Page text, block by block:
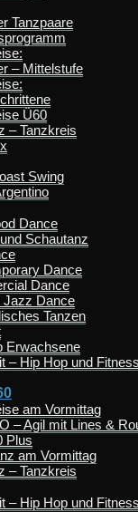
Tanzpaare
– Mittelstufe
Ü60
– Tanzkreis
Swing
Dance
Schautanz
Dance
Dance
Jazz Dance
Tanzen
Erwachsene
– Hip Hop und
am Vormittag
– Agil mit Lines &
Plus
am Vormittag
– Tanzkreis
– Hip Hop und